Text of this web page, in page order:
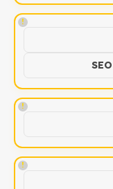
!
!
!